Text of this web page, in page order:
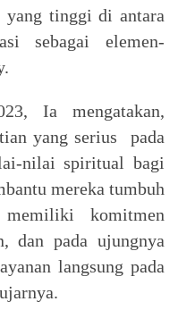
tinggi di antara
sebagai elemen-
Ia mengatakan,
yang serius pada
nilai spiritual bagi
mereka tumbuh
komitmen
dan pada ujungnya
langsung pada